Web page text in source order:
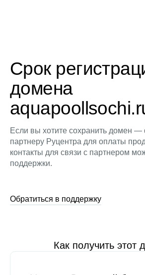
Срок
домена
Если вы хотите сохранить домен —
партнеру Руцентра для оплаты
контакты для связи с партнером
поддержки.
Обратиться в поддержку
Как получить этот